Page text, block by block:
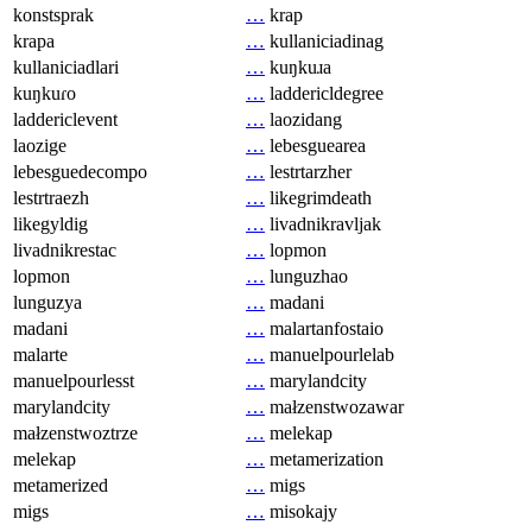
konstsprak
… krap
krapa
… kullaniciadinag
kullaniciadlari
… kuŋkuɹa
kuŋkuɾo
… laddericldegree
laddericlevent
… laozidang
laozige
… lebesguearea
lebesguedecompo
… lestrtarzher
lestrtraezh
… likegrimdeath
likegyldig
… livadnikravljak
livadnikrestac
… lopmon
lopmon
… lunguzhao
lunguzya
… madani
madani
… malartanfostaio
malarte
… manuelpourlelab
manuelpourlesst
… marylandcity
marylandcity
… małzenstwozawar
małzenstwoztrze
… melekap
melekap
… metamerization
metamerized
… migs
migs
… misokajy